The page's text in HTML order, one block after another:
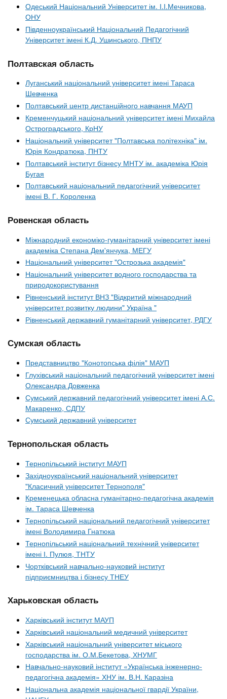
Одеський Національний Університет ім. І.І.Мечникова,
ОНУ
Південноукраїнський Національний Педагогічний
Університет імені К.Д. Ушинського, ПНПУ
Полтавская область
Луганський національний університет імені Тараса
Шевченка
Полтавський центр дистанційного навчання МАУП
Кременчуцький національний університет імені Михайла
Остроградського, КрНУ
Національний університет "Полтавська політехніка" ім.
Юрія Кондратюка, ПНТУ
Полтавський інститут бізнесу МНТУ ім. академіка Юрія
Бугая
Полтавський національний педагогічний університет
імені В. Г. Короленка
Ровенская область
Міжнародний економіко-гуманітарний університет імені
академіка Степана Дем'янчука, МЕГУ
Національний університет "Острозька академія"
Національний університет водного господарства та
природокористування
Рівненський інститут ВНЗ "Відкритий міжнародний
університет розвитку людини" Україна "
Рівненський державний гуманітарний університет, РДГУ
Сумская область
Представництво "Конотопська філія" МАУП
Глухівський національний педагогічний університет імені
Олександра Довженка
Сумський державний педагогічний університет імені А.С.
Макаренко, СДПУ
Сумський державний університет
Тернопольская область
Тернопільський інститут МАУП
Західноукраїнський національний університет
"Класичний університет Тернополя"
Кременецька обласна гуманітарно-педагогічна академія
ім. Тараса Шевченка
Тернопільський національний педагогічний університет
імені Володимира Гнатюка
Тернопільський національний технічний університет
імені І. Пулюя, ТНТУ
Чортківський навчально-науковий інститут
підприємництва і бізнесу ТНЕУ
Харьковская область
Харківський інститут МАУП
Харківський національний медичний університет
Харківський національний університет міського
господарства ім. О.М.Бекетова, ХНУМГ
Навчально-науковий інститут «Українська інженерно-
педагогічна академія» ХНУ ім. В.Н. Каразіна
Національна академія національної гвардії України,